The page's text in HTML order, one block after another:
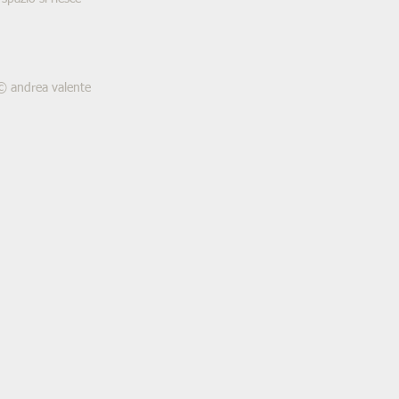
andrea valente